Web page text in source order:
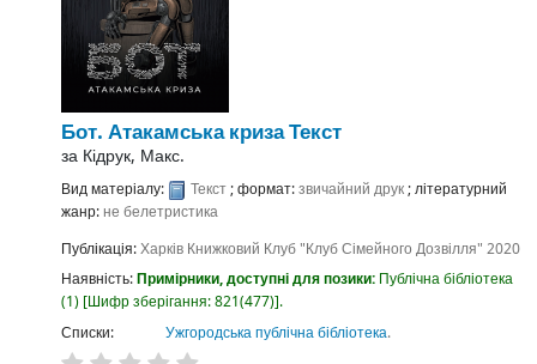
Бот. Атакамська кризаТекст
за Кідрук, Макс.
Вид матеріалу: Текст; формат:звичайний друк; літературний
жанр:не белетристика
Публікація:Харків Книжковий Клуб "Клуб Сімейного Дозвілля" 2020
Наявність:Примірники, доступні для позики: Публічна бібліотека
(1) Шифр зберігання:821(477) .
Списки:
Ужгородська публічна бібліотека.